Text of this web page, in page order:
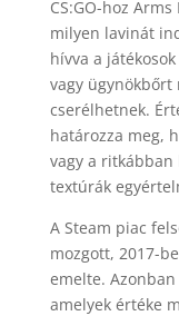
CS:GO-hoz
milyen lavinát
hívva a
vagy ügynökbőrt
cserélhetnek.
határozza meg,
vagy a
textúrák
A Steam piac
mozgott, 2017-
emelte.
amelyek értéke